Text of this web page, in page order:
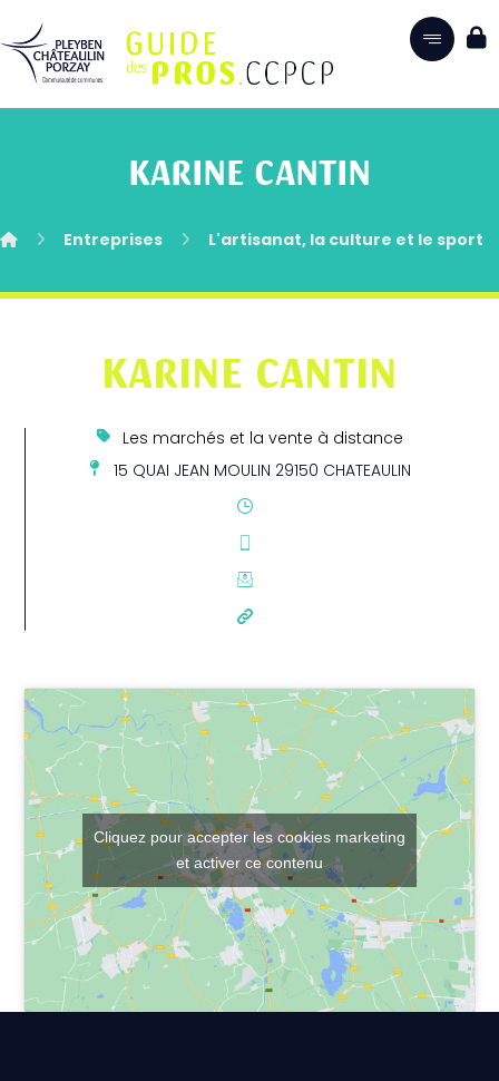
KARINE CANTIN
Entreprises L'artisanat, la culture et le sport
KARINE CANTIN
Les marchés et la vente à distance
15 QUAI JEAN MOULIN 29150 CHATEAULIN
Cliquez pour accepter les cookies marketing
et activer ce contenu